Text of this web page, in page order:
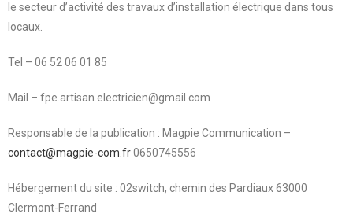
le secteur d’activité des travaux d’installation électrique dans tous
locaux.
Tel – 06 52 06 01 85
Mail – fpe.artisan.electricien@gmail.com
Responsable de la publication : Magpie Communication –
contact@magpie-com.fr0650745556
Hébergement du site : 02switch, chemin des Pardiaux 63000
Clermont-Ferrand